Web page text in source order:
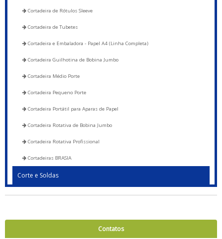
Cortadeira de Rótulos Sleeve
Cortadeira de Tubetes
Cortadeira e Embaladora - Papel A4 (Linha Completa)
Cortadeira Guilhotina de Bobina Jumbo
Cortadeira Médio Porte
Cortadeira Pequeno Porte
Cortadeira Portátil para Aparas de Papel
Cortadeira Rotativa de Bobina Jumbo
Cortadeira Rotativa Profissional
Cortadeiras BRASIA
Corte e Soldas
Corte e Solda 1000 para Envelope de Segurança, Sacos de Correios e Sacos
Contatos